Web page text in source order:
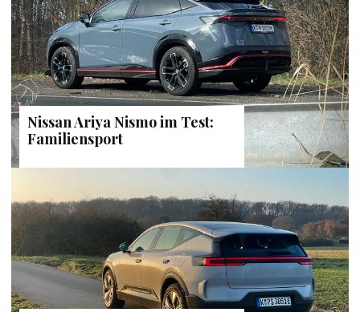
Nissan Ariya Nismo im Test:
Familiensport